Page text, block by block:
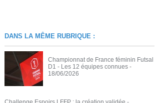
DANS LA MÊME RUBRIQUE :
Championnat de France féminin Futsal
D1 - Les 12 équipes connues -
18/06/2026